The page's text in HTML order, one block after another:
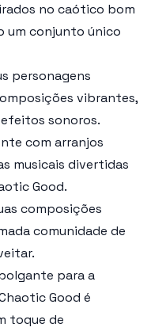
no caótico bom
um conjunto único
personagens
vibrantes,
sonoros.
com arranjos
musicais divertidas
Good.
composições
comunidade de
para a
Good é
toque de